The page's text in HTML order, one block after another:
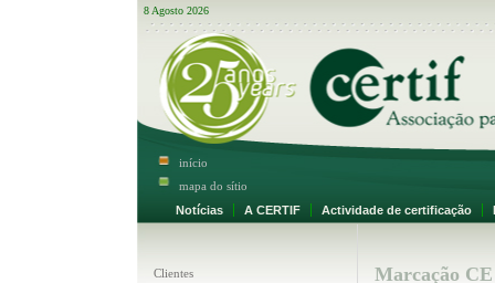
8 Agosto 2026
início
mapa do sítio
Notícias
A CERTIF Actividade de certificação
Clientes Marcação CE